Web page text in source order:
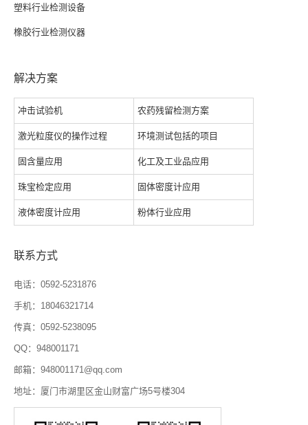
塑料行业检测设备
橡胶行业检测仪器
解决方案
冲击试验机 农药残留检测方案
激光粒度仪的操作过程 环境测试包括的项目
固含量应用 化工及工业品应用
珠宝检定应用 固体密度计应用
液体密度计应用 粉体行业应用
联系方式
电话：0592-5231876
手机：18046321714
传真：0592-5238095
QQ：948001171
邮箱：948001171@qq.com
地址：厦门市湖里区金山财富广场5号楼304